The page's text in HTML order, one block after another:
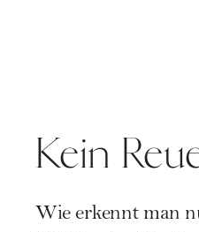
Kein
Wie erkennt man